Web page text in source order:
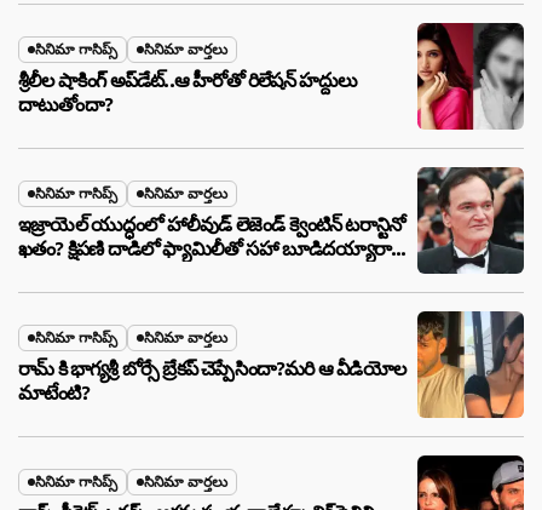
సినిమా గాసిప్స్ సినిమా వార్తలు
శ్రీలీల షాకింగ్ అప్‌డేట్..ఆ హీరోతో రిలేషన్ హద్దులు
దాటుతోందా?
సినిమా గాసిప్స్ సినిమా వార్తలు
ఇజ్రాయెల్ యుద్ధంలో హాలీవుడ్ లెజెండ్ క్వెంటిన్ టరాన్టినో
ఖతం? క్షిపణి దాడిలో ఫ్యామిలీతో సహా బూడిదయ్యారా?
సినిమా గాసిప్స్ సినిమా వార్తలు
రామ్ కి భాగ్యశ్రీ బోర్సే బ్రేకప్ చెప్పేసిందా?మరి ఆ వీడియోల
మాటేంటి?
సినిమా గాసిప్స్ సినిమా వార్తలు